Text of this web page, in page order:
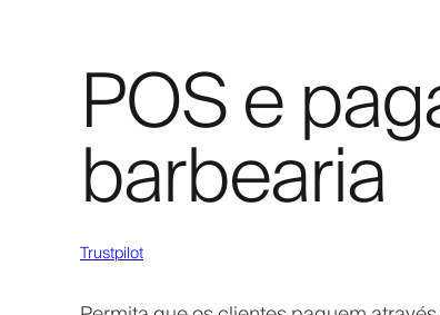
POS e
barbearia
Trustpilot